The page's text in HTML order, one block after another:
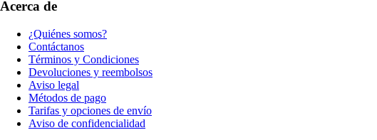
Acerca de
¿Quiénes somos?
Contáctanos
Términos y Condiciones
Devoluciones y reembolsos
Aviso legal
Métodos de pago
Tarifas y opciones de envío
Aviso de confidencialidad